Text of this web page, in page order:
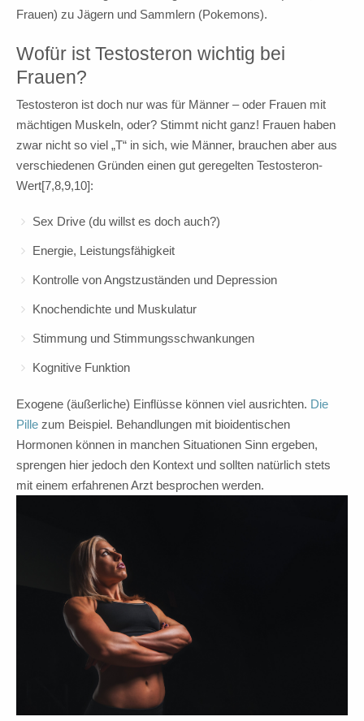
Frauen) zu Jägern und Sammlern (Pokemons).
Wofür ist Testosteron wichtig bei
Frauen?
Testosteron ist doch nur was für Männer – oder Frauen mit
mächtigen Muskeln, oder? Stimmt nicht ganz! Frauen haben
zwar nicht so viel „T“ in sich, wie Männer, brauchen aber aus
verschiedenen Gründen einen gut geregelten Testosteron-
Wert[7,8,9,10]:
Sex Drive (du willst es doch auch?)
Energie, Leistungsfähigkeit
Kontrolle von Angstzuständen und Depression
Knochendichte und Muskulatur
Stimmung und Stimmungsschwankungen
Kognitive Funktion
Exogene (äußerliche) Einflüsse können viel ausrichten. Die
Pille zum Beispiel. Behandlungen mit bioidentischen
Hormonen können in manchen Situationen Sinn ergeben,
sprengen hier jedoch den Kontext und sollten natürlich stets
mit einem erfahrenen Arzt besprochen werden.